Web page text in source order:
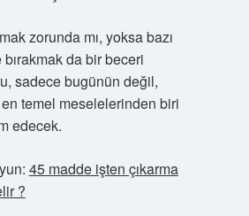
zorunda mı, yoksa bazı
da bir beceri
sadece bugünün değil,
temel meselelerinden biri
edecek.
45 madde işten çıkarma
?